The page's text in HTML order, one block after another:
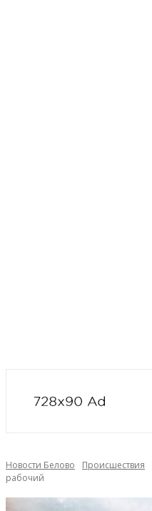
Новости Белово Происшествия
рабочий